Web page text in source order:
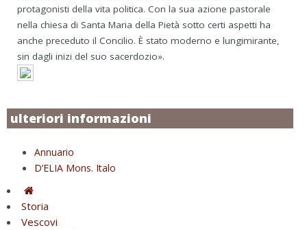
protagonisti della vita politica. Con la sua azione pastorale
nella chiesa di Santa Maria della Pietà sotto certi aspetti ha
anche preceduto il Concilio. È stato moderno e lungimirante,
sin dagli inizi del suo sacerdozio».
ulteriori informazioni
Annuario
D’ELIA Mons. Italo
Storia
Vescovi